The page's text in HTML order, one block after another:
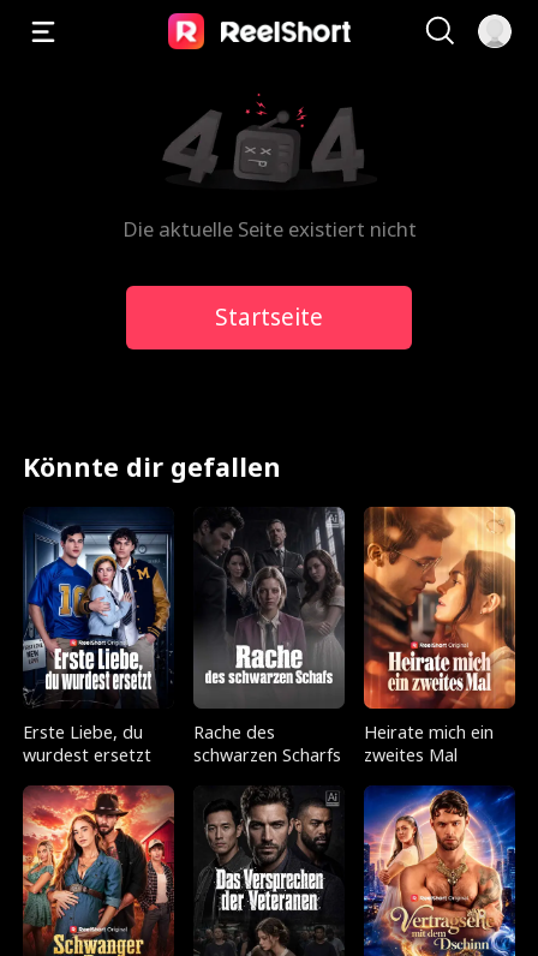
Die aktuelle Seite existiert nicht
Startseite
Könnte dir gefallen
Erste Liebe, du
wurdest ersetzt
Rache des
schwarzen Scharfs
Heirate mich ein
zweites Mal